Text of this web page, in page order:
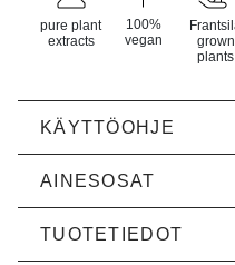
pure plant
extracts
100%
vegan
grown
plants
KÄYTTÖOHJE
AINESOSAT
TUOTETIEDOT